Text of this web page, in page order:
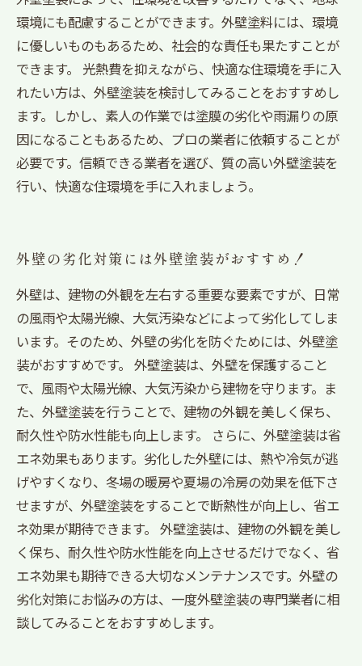
環境にも配慮することができます。外壁塗料には、環境
に優しいものもあるため、社会的な責任も果たすことが
できます。 光熱費を抑えながら、快適な住環境を手に入
れたい方は、外壁塗装を検討してみることをおすすめし
ます。しかし、素人の作業では塗膜の劣化や雨漏りの原
因になることもあるため、プロの業者に依頼することが
必要です。信頼できる業者を選び、質の高い外壁塗装を
行い、快適な住環境を手に入れましょう。
外壁の劣化対策には外壁塗装がおすすめ！
外壁は、建物の外観を左右する重要な要素ですが、日常
の風雨や太陽光線、大気汚染などによって劣化してしま
います。そのため、外壁の劣化を防ぐためには、外壁塗
装がおすすめです。 外壁塗装は、外壁を保護すること
で、風雨や太陽光線、大気汚染から建物を守ります。ま
た、外壁塗装を行うことで、建物の外観を美しく保ち、
耐久性や防水性能も向上します。 さらに、外壁塗装は省
エネ効果もあります。劣化した外壁には、熱や冷気が逃
げやすくなり、冬場の暖房や夏場の冷房の効果を低下さ
せますが、外壁塗装をすることで断熱性が向上し、省エ
ネ効果が期待できます。 外壁塗装は、建物の外観を美し
く保ち、耐久性や防水性能を向上させるだけでなく、省
エネ効果も期待できる大切なメンテナンスです。外壁の
劣化対策にお悩みの方は、一度外壁塗装の専門業者に相
談してみることをおすすめします。